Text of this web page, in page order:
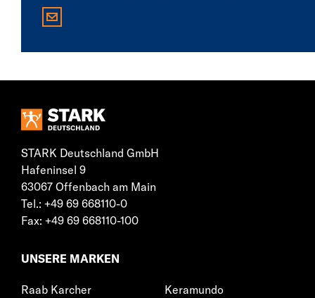
STARK Deutschland GmbH
Hafeninsel 9
63067 Offenbach am Main
Tel.: +49 69 668110-0
Fax: +49 69 668110-100
UNSERE MARKEN
Raab Karcher
Keramundo